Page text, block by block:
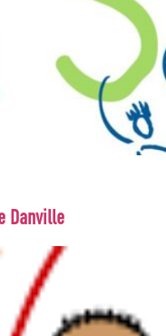
Danville